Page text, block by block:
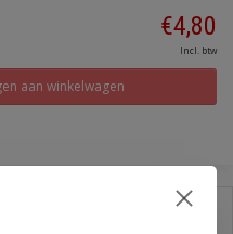
€4,80
Incl. btw
aan winkelwagen